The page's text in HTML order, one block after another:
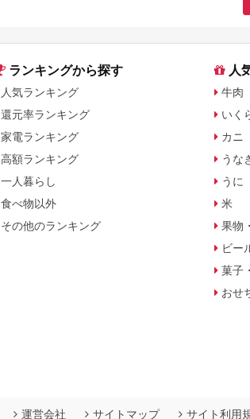
ランキングから探す
人気ランキング
還元率ランキング
家電ランキング
高額ランキング
一人暮らし
食べ物以外
その他のランキング
人
牛肉
いく
カニ
うな
うに
米
果物
ビー
菓子
おせ
運営会社 サイトマップ サイト利用